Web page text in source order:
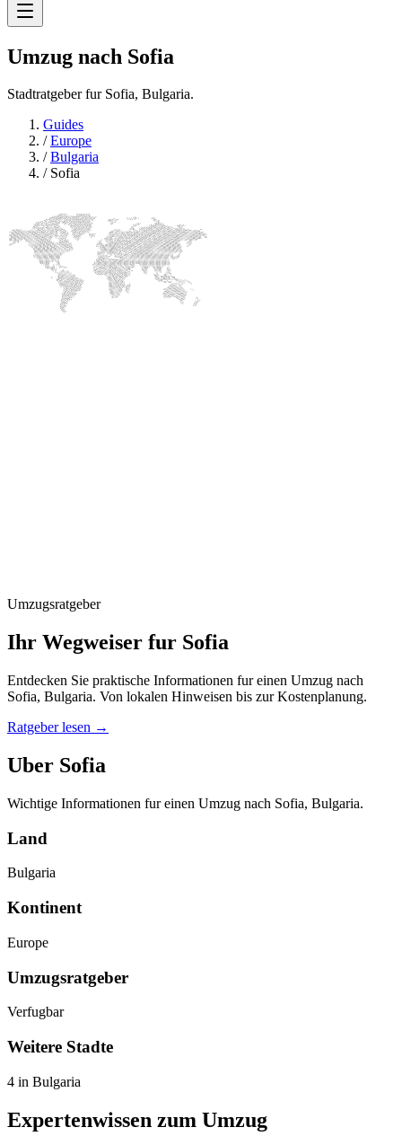
Umzug nach Sofia
Stadtratgeber fur Sofia, Bulgaria.
Guides
/Europe
/Bulgaria
/ Sofia
Umzugsratgeber
Ihr Wegweiser fur Sofia
Entdecken Sie praktische Informationen fur einen Umzug nach
Sofia, Bulgaria. Von lokalen Hinweisen bis zur Kostenplanung.
Ratgeber lesen →
Uber Sofia
Wichtige Informationen fur einen Umzug nach Sofia, Bulgaria.
Land
Bulgaria
Kontinent
Europe
Umzugsratgeber
Verfugbar
Weitere Stadte
4 in Bulgaria
Expertenwissen zum Umzug